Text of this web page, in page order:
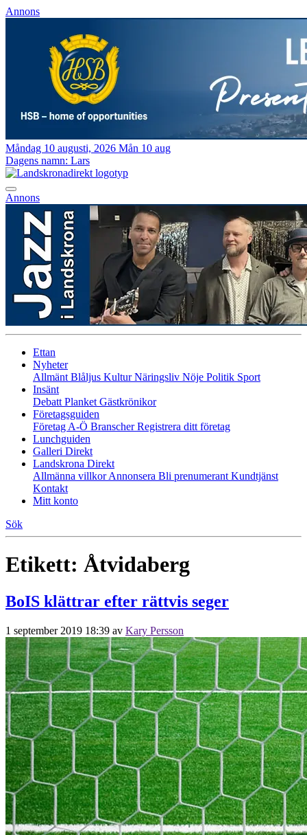
Annons
Måndag 10 augusti, 2026 Mån 10 aug
Dagens namn: Lars
Annons
Ettan
Nyheter
Allmänt Blåljus KulturNäringsliv Nöje Politik Sport
Insänt
Debatt Planket Gästkrönikor
Företagsguiden
Företag A-Ö BranscherRegistrera ditt företag
Lunchguiden
Galleri Direkt
Landskrona Direkt
Allmänna villkorAnnonsera Bli prenumerant Kundtjänst
Kontakt
Mitt konto
Sök
Etikett: Åtvidaberg
BoIS klättrar efter rättvis seger
1 september 2019 18:39 av Kary Persson